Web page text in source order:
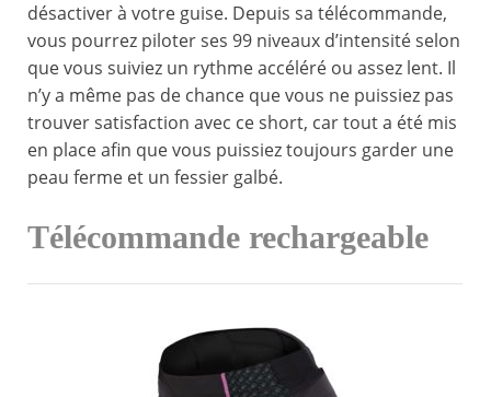
désactiver à votre guise. Depuis sa télécommande,
vous pourrez piloter ses 99 niveaux d’intensité selon
que vous suiviez un rythme accéléré ou assez lent. Il
n’y a même pas de chance que vous ne puissiez pas
trouver satisfaction avec ce short, car tout a été mis
en place afin que vous puissiez toujours garder une
peau ferme et un fessier galbé.
Télécommande rechargeable